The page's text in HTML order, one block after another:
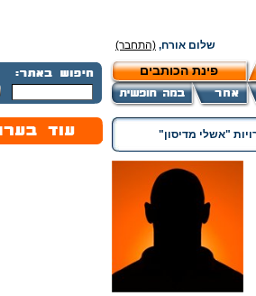
שלום אורח, (התחבר)
פינת הכותבים
"אשלי מדיסון"